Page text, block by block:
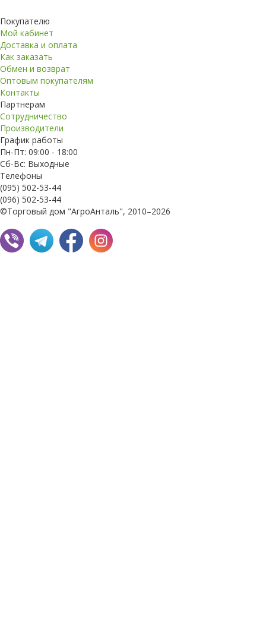
Покупателю
Мой кабинет
Доставка и оплата
Как заказать
Обмен и возврат
Оптовым покупателям
Контакты
Партнерам
Сотрудничество
Производители
График работы
Пн-Пт: 09:00 - 18:00
Сб-Вс: Выходные
Телефоны
(095) 502-53-44
(096) 502-53-44
©Торговый дом "АгроАнталь", 2010–2026